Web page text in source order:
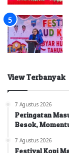
View Terbanyak
7 Agustus 2026
Peringatan
Besok,
7 Agustus 2026
Festival Kopi